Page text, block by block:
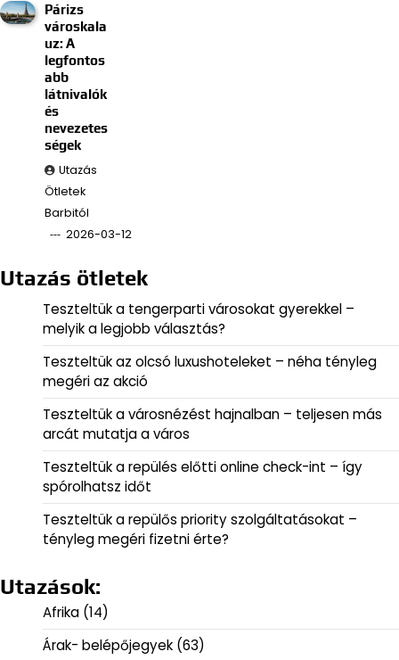
Párizs
városkala
uz: A
legfontos
abb
látnivalók
és
nevezetes
ségek
Utazás
Ötletek
Barbitól
2026-03-12
Utazás ötletek
Teszteltük a tengerparti városokat gyerekkel –
melyik a legjobb választás?
Teszteltük az olcsó luxushoteleket – néha tényleg
megéri az akció
Teszteltük a városnézést hajnalban – teljesen más
arcát mutatja a város
Teszteltük a repülés előtti online check-int – így
spórolhatsz időt
Teszteltük a repülős priority szolgáltatásokat –
tényleg megéri fizetni érte?
Utazások:
Afrika (14)
Árak- belépőjegyek (63)